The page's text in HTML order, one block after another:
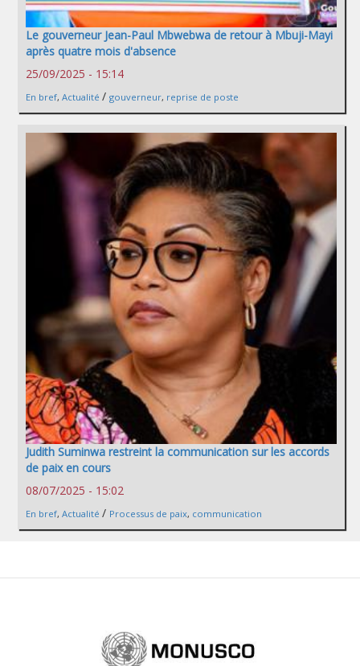
Le gouverneur Jean-Paul Mbwebwa de retour à Mbuji-Mayi
après quatre mois d'absence
25/09/2025 - 15:14
En bref, Actualité / gouverneur, reprise de poste
Judith Suminwa restreint la communication sur les accords
de paix en cours
08/07/2025 - 15:02
En bref, Actualité / Processus de paix, communication